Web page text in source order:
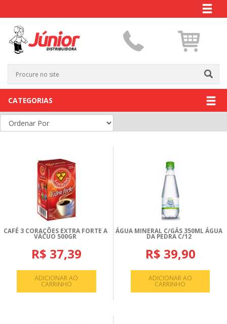
CATEGORIAS
CAFÉ 3 CORAÇÕES EXTRA FORTE A
VÁCUO 500GR
R$ 37,39
ADICIONAR AO
CARRINHO
ÁGUA MINERAL C/GÁS 350ML ÁGUA
DA PEDRA C/12
R$ 39,90
ADICIONAR AO
CARRINHO